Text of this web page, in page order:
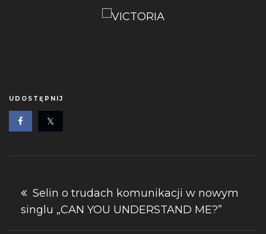
UDOSTĘPNIJ
Nawigacja
wpisu
Selin o trudach komunikacji w nowym
singlu „CAN YOU UNDERSTAND ME?”